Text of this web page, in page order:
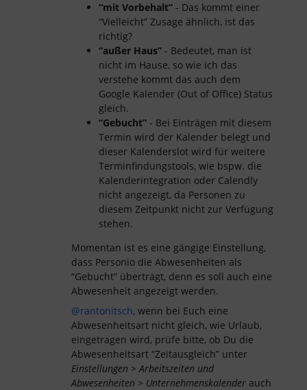
“mit Vorbehalt” - Das kommt einer
“Vielleicht” Zusage ähnlich, ist das
richtig?
“außer Haus” - Bedeutet, man ist
nicht im Hause, so wie ich das
verstehe kommt das auch dem
Google Kalender (Out of Office) Status
gleich.
“Gebucht” - Bei Einträgen mit diesem
Termin wird der Kalender belegt und
dieser Kalenderslot wird für weitere
Terminfindungstools, wie bspw. die
Kalenderintegration oder Calendly
nicht angezeigt, da Personen zu
diesem Zeitpunkt nicht zur Verfügung
stehen.
Momentan ist es eine gängige Einstellung,
dass Personio die Abwesenheiten als
“Gebucht” überträgt, denn es soll auch eine
Abwesenheit angezeigt werden.
@rantonitsch, wenn bei Euch eine
Abwesenheitsart nicht gleich, wie Urlaub,
eingetragen wird, prüfe bitte, ob Du die
Abwesenheitsart “Zeitausgleich” unter
Einstellungen > Arbeitszeiten und
Abwesenheiten > Unternehmenskalender auch